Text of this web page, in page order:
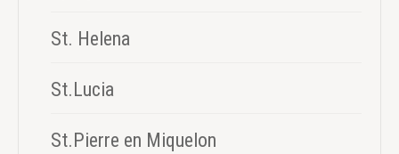
St. Helena
St.Lucia
St.Pierre en Miquelon